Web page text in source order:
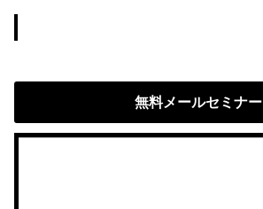
無料メールセミナー